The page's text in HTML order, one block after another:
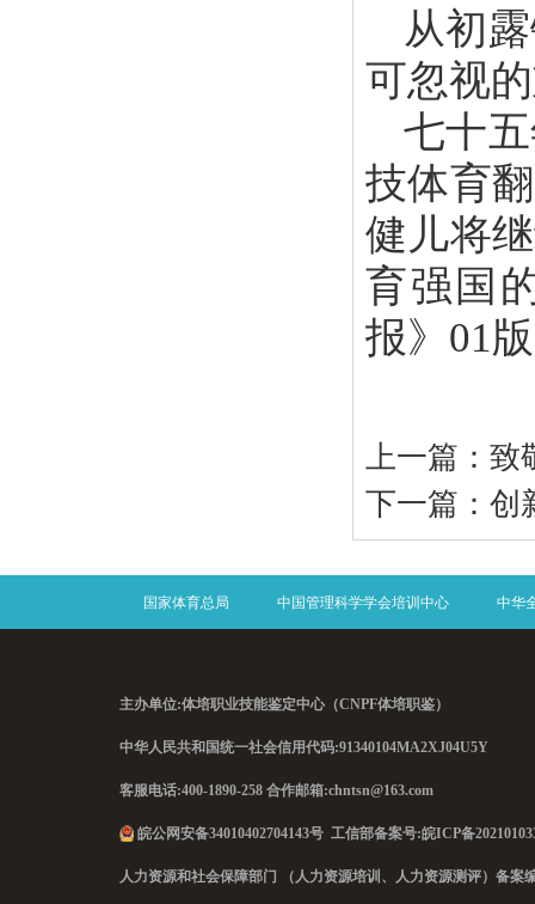
从初
可忽视
七十
技体育
健儿将
育强国
报》01
上一篇： 致
下一篇： 创
国家体育总局 中国管理科学学会培训中心 中华
主办单位:体培职业技能鉴定中心（CNPF体培职鉴）
中华人民共和国统一社会信用代码:91340104MA2XJ04U5Y
客服电话:400-1890-258 合作邮箱:chntsn@163.com
皖公网安备34010402704143号 工信部备案号:皖ICP备
人力资源和社会保障部门 （人力资源培训、人力资源测评）备案